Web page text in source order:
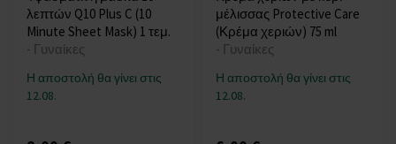
λεπτών Q10 Plus C (10
Minute Sheet Mask) 1 τεμ.
- Γυναίκες
Η αποστολή θα γίνει στις
12.08.
μέλισσας Protective Care
(Κρέμα χεριών) 75 ml
- Γυναίκες
Η αποστολή θα γίνει στις
12.08.